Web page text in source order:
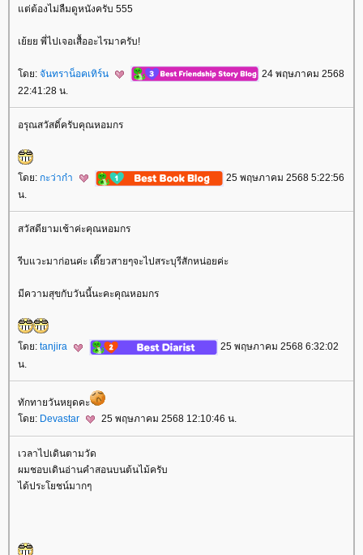
ต่ต้องไม่ลืมดูหนังครับ 555
เย้ยย พี่ไปเจอเสื้ออะไรมาครับ!
ดย: จันทราน็อคเทิร์น
24 พฤษภาคม 2568
22:41:28 น.
อรุณสวัสดิ์ครับคุณหอมกร
ดย: กะว่าก๋า
25 พฤษภาคม 2568 5:22:56
น.
สวัสดียามเช้าค่ะคุณหอมกร
รีบแวะมาก่อนค่ะ เดี๊ยวสายๆจะไปสระบุรีสักหน่อยค่ะ
มีความสุขกับวันนี้นะคะคุณหอมกร
ดย: tanjira
25 พฤษภาคม 2568 6:32:02
น.
ทักทายวันหยุดคะ
ดย: Devastar 25 พฤษภาคม 2568 12:10:46 น.
เวลาไปเดินตามวัด
ผมชอบเดินอ่านคำสอนบนต้นไม้ครับ
ได้ประโยชน์มากๆ